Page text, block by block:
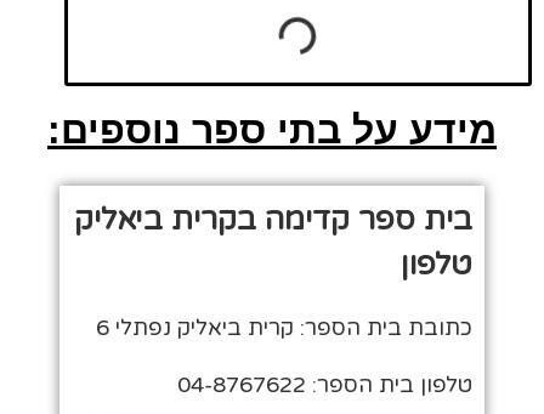
מידע על בתי ספר נוספים:
בית ספר קדימה בקרית ביאליק
טלפון
כתובת בית הספר: קרית ביאליק נפתלי 6
טלפון בית הספר: 04-8767622